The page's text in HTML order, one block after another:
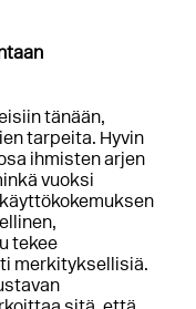
tänään,
tarpeita. Hyvin
ihmisten arjen
vuoksi
tekee
merkityksellisiä.